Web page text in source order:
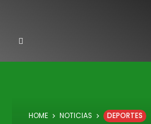
HOME NOTICIAS DEPORTES